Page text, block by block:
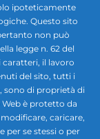
ipoteticamente
Questo sito
non può
legge n. 62 del
caratteri, il lavoro
del sito, tutti i
sono di proprietà di
è protetto da
caricare,
per se stessi o per